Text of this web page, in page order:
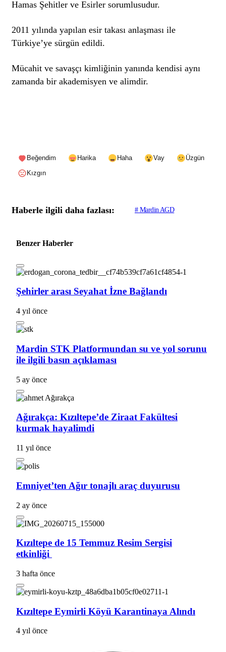
Hamas Şehitler ve Esirler sorumlusudur.
2011 yılında yapılan esir takası anlaşması ile
Türkiye’ye sürgün edildi.
Mücahit ve savaşçı kimliğinin yanında kendisi aynı
zamanda bir akademisyen ve alimdir.
Beğendim Harika Haha Vay
Üzgün
Kızgın
Haberle ilgili daha fazlası: # Mardin AGD
Benzer Haberler
Şehirler arası Seyahat İzne Bağlandı
4 yıl önce
Mardin STK Platformundan su ve yol sorunu
ile ilgili basın açıklaması
5 ay önce
Ağırakça: Kızıltepe’de Ziraat Fakültesi
kurmak hayalimdi
11 yıl önce
Emniyet’ten Ağır tonajlı araç duyurusu
2 ay önce
Kızıltepe de 15 Temmuz Resim Sergisi
etkinliği
3 hafta önce
Kızıltepe Eymirli Köyü Karantinaya Alındı
4 yıl önce